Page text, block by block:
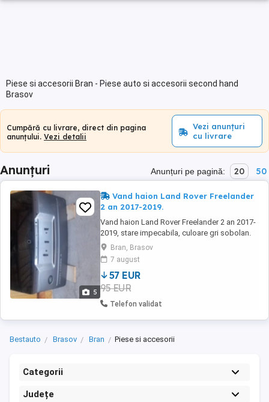
Piese si accesorii Bran - Piese auto si accesorii second hand
Brasov
Cumpără cu livrare, direct din pagina
anunțului. Vezi detalii
Vezi anunțuri
cu livrare
Anunțuri Anunțuri pe pagină: 20 50
5
Vand haion Land Rover Freelander
2 an 2017-2019.
Vand haion Land Rover Freelander 2 an 2017-
2019, stare impecabila, culoare gri sobolan.
Bran, Brasov
7 august
57 EUR
95 EUR
Telefon validat
Bestauto Brasov Bran Piese si accesorii
Categorii
Județe